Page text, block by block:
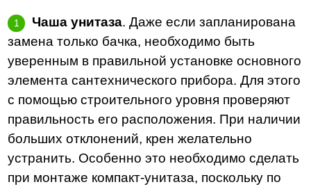
Чаша унитаза. Даже если запланирована
замена только бачка, необходимо быть
уверенным в правильной установке основного
элемента сантехнического прибора. Для этого
с помощью строительного уровня проверяют
правильность его расположения. При наличии
больших отклонений, крен желательно
устранить. Особенно это необходимо сделать
при монтаже компакт-унитаза, поскольку по